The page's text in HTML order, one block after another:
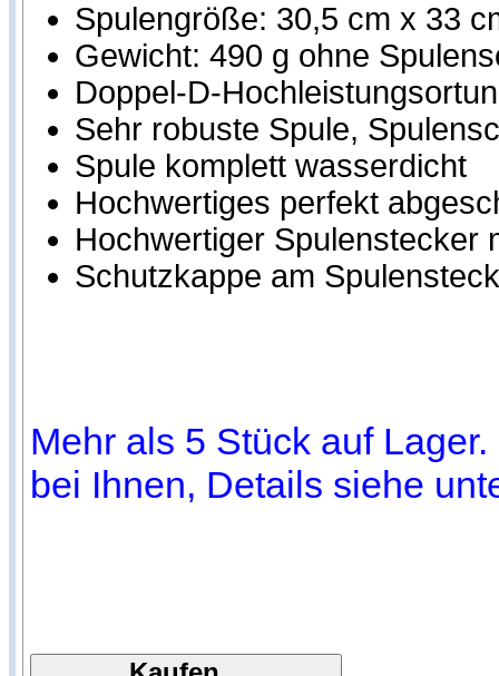
Spulengröße: 30,5 cm x 33
Gewicht: 490 g ohne
Doppel-D-
Sehr robuste Spule,
Spule komplett wasserdicht
Hochwertiges perfekt
Hochwertiger Spulenstecker
Schutzkappe am
Mehr als 5 Stück auf
bei Ihnen, Details siehe